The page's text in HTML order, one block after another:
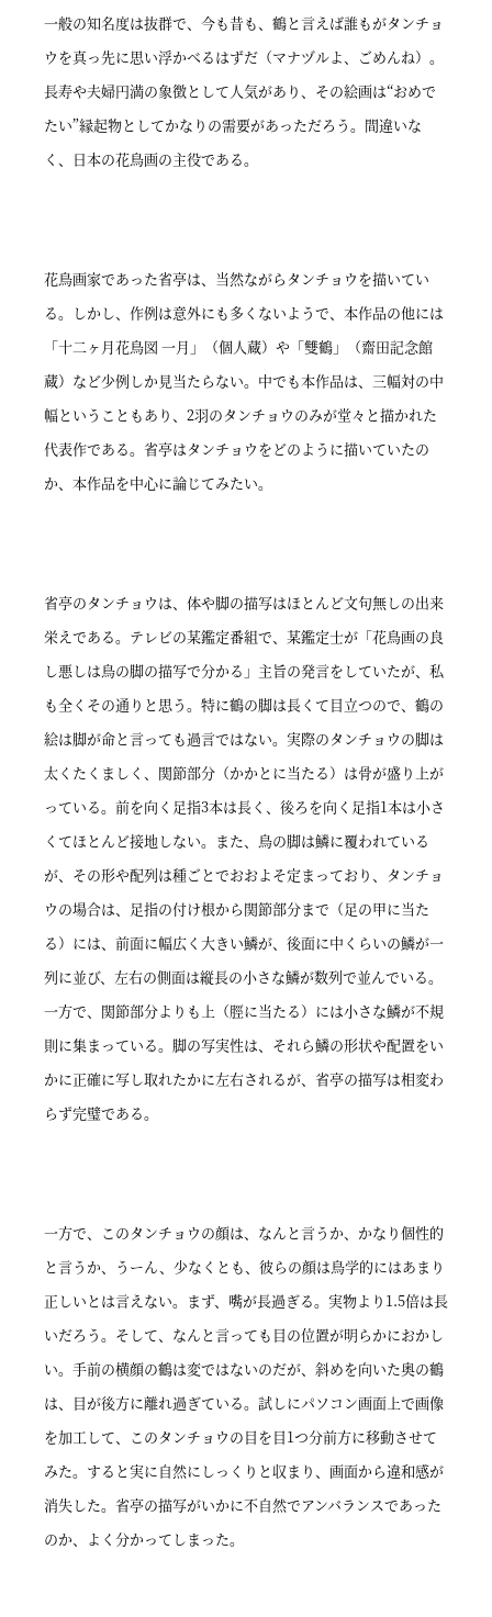
一般の知名度は抜群で、今も昔も、鶴と言えば誰もがタンチョ
ウを真っ先に思い浮かべるはずだ（マナヅルよ、ごめんね）。
長寿や夫婦円満の象徴として人気があり、その絵画は“おめで
たい”縁起物としてかなりの需要があっただろう。間違いな
く、日本の花鳥画の主役である。
花鳥画家であった省亭は、当然ながらタンチョウを描いてい
る。しかし、作例は意外にも多くないようで、本作品の他には
「十二ヶ月花鳥図 一月」（個人蔵）や「雙鶴」（齋田記念館
蔵）など少例しか見当たらない。中でも本作品は、三幅対の中
幅ということもあり、2羽のタンチョウのみが堂々と描かれた
代表作である。省亭はタンチョウをどのように描いていたの
か、本作品を中心に論じてみたい。
省亭のタンチョウは、体や脚の描写はほとんど文句無しの出来
栄えである。テレビの某鑑定番組で、某鑑定士が「花鳥画の良
し悪しは鳥の脚の描写で分かる」主旨の発言をしていたが、私
も全くその通りと思う。特に鶴の脚は長くて目立つので、鶴の
絵は脚が命と言っても過言ではない。実際のタンチョウの脚は
太くたくましく、関節部分（かかとに当たる）は骨が盛り上が
っている。前を向く足指3本は長く、後ろを向く足指1本は小さ
くてほとんど接地しない。また、鳥の脚は鱗に覆われている
が、その形や配列は種ごとでおおよそ定まっており、タンチョ
ウの場合は、足指の付け根から関節部分まで（足の甲に当た
る）には、前面に幅広く大きい鱗が、後面に中くらいの鱗が一
列に並び、左右の側面は縦長の小さな鱗が数列で並んでいる。
一方で、関節部分よりも上（脛に当たる）には小さな鱗が不規
則に集まっている。脚の写実性は、それら鱗の形状や配置をい
かに正確に写し取れたかに左右されるが、省亭の描写は相変わ
らず完璧である。
一方で、このタンチョウの顔は、なんと言うか、かなり個性的
と言うか、うーん、少なくとも、彼らの顔は鳥学的にはあまり
正しいとは言えない。まず、嘴が長過ぎる。実物より1.5倍は長
いだろう。そして、なんと言っても目の位置が明らかにおかし
い。手前の横顔の鶴は変ではないのだが、斜めを向いた奥の鶴
は、目が後方に離れ過ぎている。試しにパソコン画面上で画像
を加工して、このタンチョウの目を目1つ分前方に移動させて
みた。すると実に自然にしっくりと収まり、画面から違和感が
消失した。省亭の描写がいかに不自然でアンバランスであった
のか、よく分かってしまった。